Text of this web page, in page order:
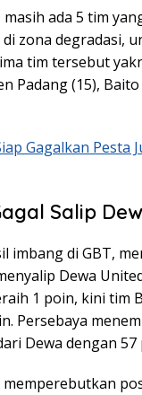
ada 5 tim
zona degradasi,
tim tersebut
Padang (15),
Gagalkan Pesta
Salip
imbang di GBT,
Dewa
1 poin, kini tim
Persebaya
Dewa dengan 57